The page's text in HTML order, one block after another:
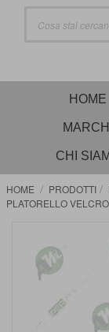
HOME
MARCHI
CHI
HOME PRODOTTI
PLATORELLO